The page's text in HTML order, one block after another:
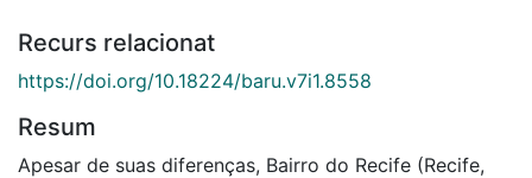
Recurs relacionat
https://doi.org/10.18224/baru.v7i1.8558
Resum
Apesar de suas diferenças, Bairro do Recife (Recife,